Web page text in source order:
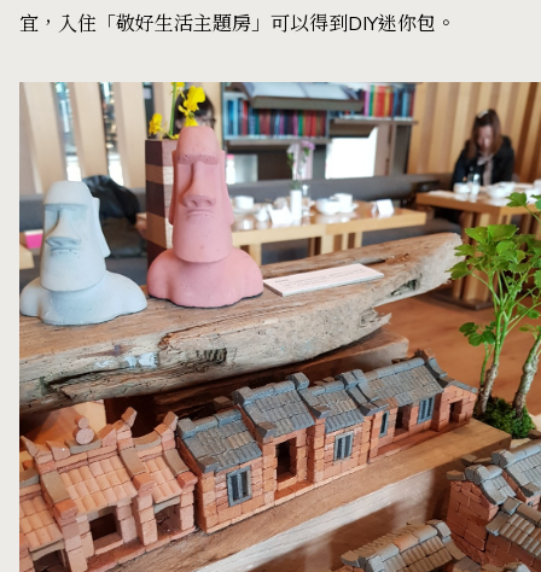
宜，入住「敬好生活主題房」可以得到DIY迷你包。